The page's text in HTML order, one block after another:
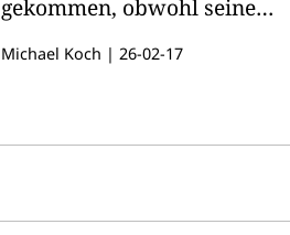
gekommen, obwohl seine
01.07.2026 beginnt. Den
Michael Koch | 26-02-17